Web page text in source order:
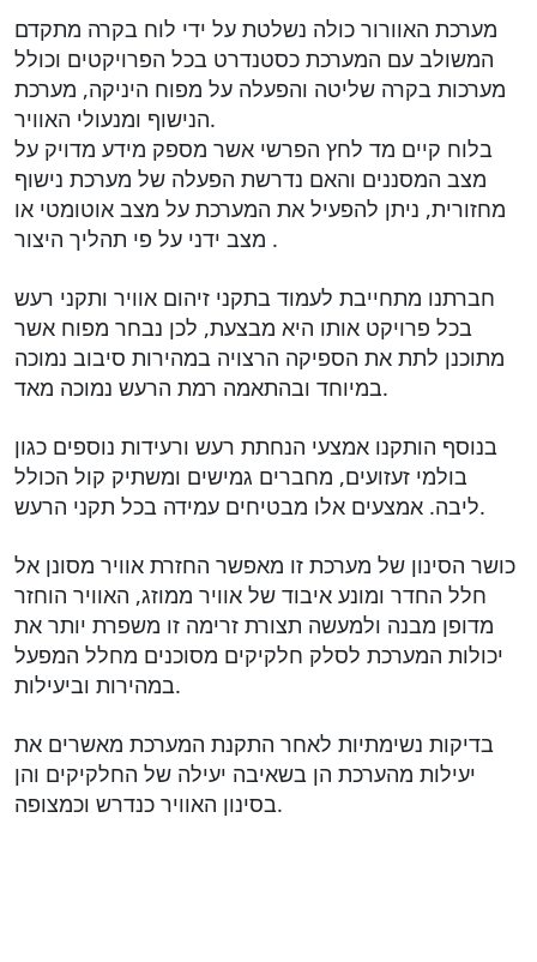
מערכת האוורור כולה נשלטת על ידי לוח בקרה מתקדם
המשולב עם המערכת כסטנדרט בכל הפרויקטים וכולל
מערכות בקרה שליטה והפעלה על מפוח היניקה, מערכת
הנישוף ומנעולי האוויר.
בלוח קיים מד לחץ הפרשי אשר מספק מידע מדויק על
מצב המסננים והאם נדרשת הפעלה של מערכת נישוף
מחזורית, ניתן להפעיל את המערכת על מצב אוטומטי או
מצב ידני על פי תהליך היצור .
חברתנו מתחייבת לעמוד בתקני זיהום אוויר ותקני רעש
בכל פרויקט אותו היא מבצעת, לכן נבחר מפוח אשר
מתוכנן לתת את הספיקה הרצויה במהירות סיבוב נמוכה
במיוחד ובהתאמה רמת הרעש נמוכה מאד.
בנוסף הותקנו אמצעי הנחתת רעש ורעידות נוספים כגון
בולמי זעזועים, מחברים גמישים ומשתיק קול הכולל
ליבה. אמצעים אלו מבטיחים עמידה בכל תקני הרעש.
כושר הסינון של מערכת זו מאפשר החזרת אוויר מסונן אל
חלל החדר ומונע איבוד של אוויר ממוזג, האוויר הוחזר
מדופן מבנה ולמעשה תצורת זרימה זו משפרת יותר את
יכולות המערכת לסלק חלקיקים מסוכנים מחלל המפעל
במהירות וביעילות.
בדיקות נשימתיות לאחר התקנת המערכת מאשרים את
יעילות מהערכת הן בשאיבה יעילה של החלקיקים והן
בסינון האוויר כנדרש וכמצופה.